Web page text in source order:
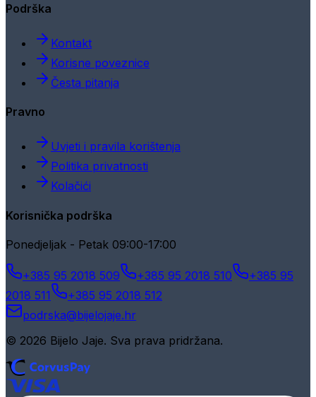
Podrška
Kontakt
Korisne poveznice
Česta pitanja
Pravno
Uvjeti i pravila korištenja
Politika privatnosti
Kolačići
Korisnička podrška
Ponedjeljak - Petak 09:00-17:00
+385 95 2018 509 +385 95 2018 510
+385 95
2018 511
+385 95 2018 512
podrska@bijelojaje.hr
© 2026 Bijelo Jaje. Sva prava pridržana.